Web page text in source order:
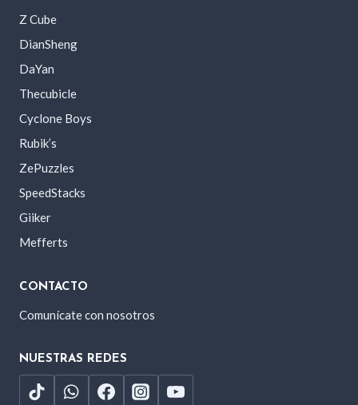
Z Cube
DianSheng
DaYan
Thecubicle
Cyclone Boys
Rubik’s
ZePuzzles
SpeedStacks
Giiker
Mefferts
CONTACTO
Comunícate con nosotros
NUESTRAS REDES